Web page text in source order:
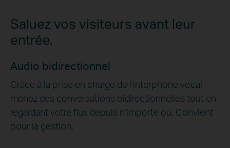
Saluez vos visiteurs avant leur
entrée.
Audio bidirectionnel
Grâce à la prise en charge de l'interphone vocal,
menez des conversations bidirectionnelles tout en
regardant votre flux depuis n'importe où. Convient
pour la gestion.